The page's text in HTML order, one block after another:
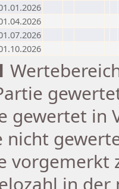
gewertet in
nicht
vorgemerkt
in